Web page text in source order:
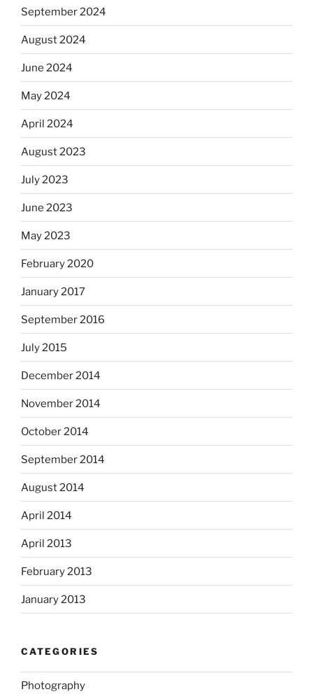
September 2024
August 2024
June 2024
May 2024
April 2024
August 2023
July 2023
June 2023
May 2023
February 2020
January 2017
September 2016
July 2015
December 2014
November 2014
October 2014
September 2014
August 2014
April 2014
April 2013
February 2013
January 2013
CATEGORIES
Photography